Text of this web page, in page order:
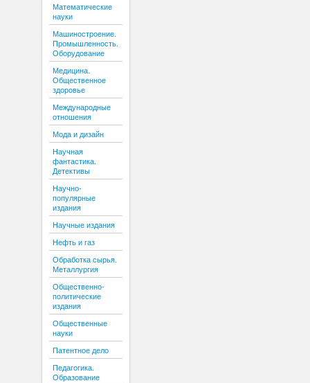
Математические
науки
Машиностроение.
Промышленность.
Оборудование
Медицина.
Общественное
здоровье
Международные
отношения
Мода и дизайн
Научная
фантастика.
Детективы
Научно-
популярные
издания
Научные издания
Нефть и газ
Обработка сырья.
Металлургия
Общественно-
политические
издания
Общественные
науки
Патентное дело
Педагогика.
Образование